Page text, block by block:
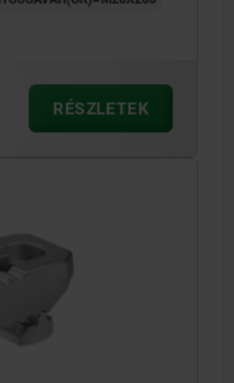
RÉSZLETEK